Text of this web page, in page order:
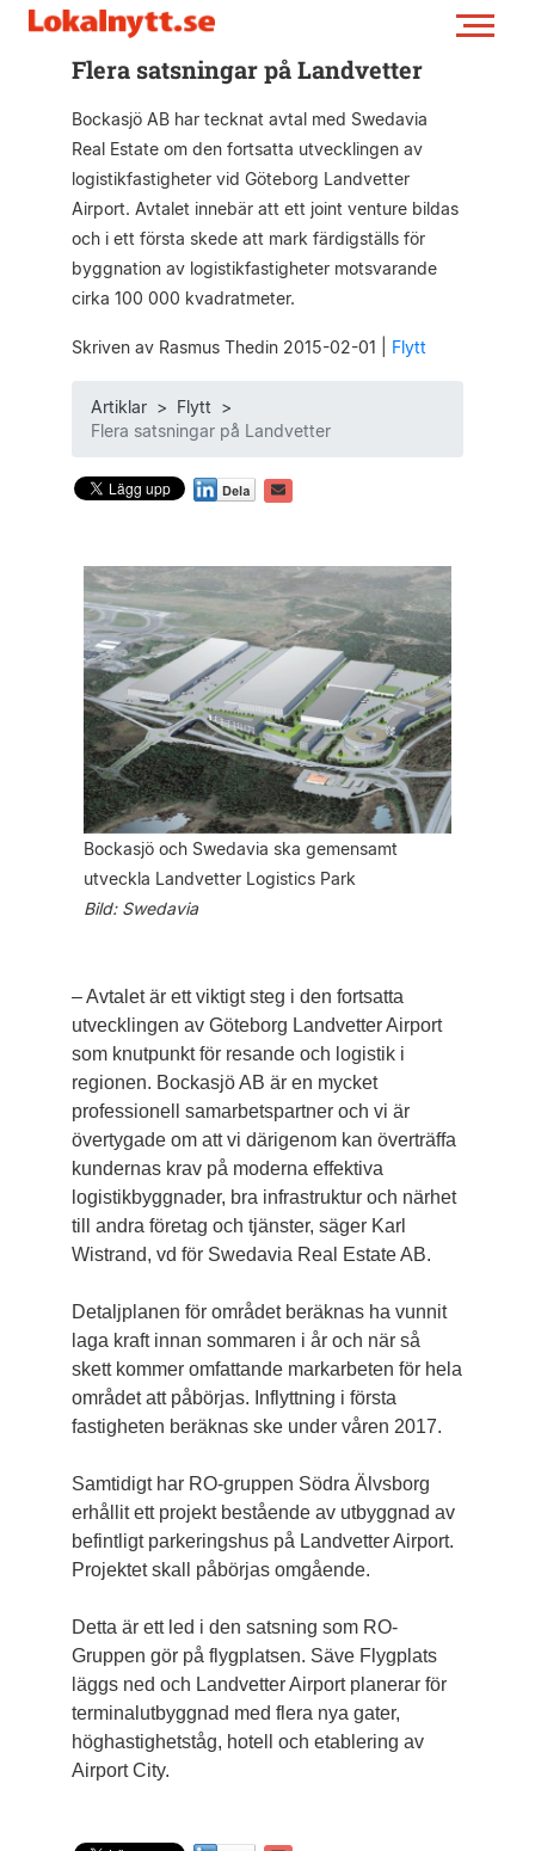
Flera satsningar på Landvetter
Bockasjö AB har tecknat avtal med Swedavia
Real Estate om den fortsatta utvecklingen av
logistikfastigheter vid Göteborg Landvetter
Airport. Avtalet innebär att ett joint venture bildas
och i ett första skede att mark färdigställs för
byggnation av logistikfastigheter motsvarande
cirka 100 000 kvadratmeter.
Skriven av Rasmus Thedin 2015-02-01 Flytt
Artiklar> Flytt >
Flera satsningar på Landvetter
Bockasjö och Swedavia ska gemensamt
utveckla Landvetter Logistics Park
Bild: Swedavia
– Avtalet är ett viktigt steg i den fortsatta
utvecklingen av Göteborg Landvetter Airport
som knutpunkt för resande och logistik i
regionen. Bockasjö AB är en mycket
professionell samarbetspartner och vi är
övertygade om att vi därigenom kan överträffa
kundernas krav på moderna effektiva
logistikbyggnader, bra infrastruktur och närhet
till andra företag och tjänster, säger Karl
Wistrand, vd för Swedavia Real Estate AB.
Detaljplanen för området beräknas ha ­vunnit
laga kraft innan sommaren i år och när så
skett kommer omfattande markarbeten för hela
området att på­börjas. Inflyttning i första
fastigheten beräknas ske under våren 2017.
Samtidigt har RO-gruppen Södra Älvsborg
erhållit ett projekt bestående av utbyggnad av
befintligt parkeringshus på Landvetter Airport.
Projektet skall påbörjas omgående.
Detta är ett led i den satsning som RO-
Gruppen gör på flygplatsen. Säve Flygplats
läggs ned och Landvetter Airport planerar för
terminal­utbyggnad med flera nya gater,
höghastighetståg, hotell och etablering av
Airport City.